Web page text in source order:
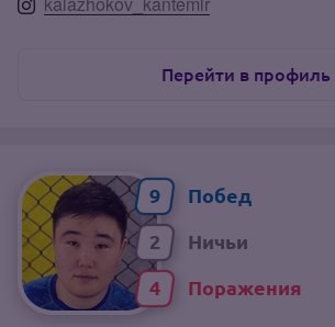
Перейти в профиль
9
2
4